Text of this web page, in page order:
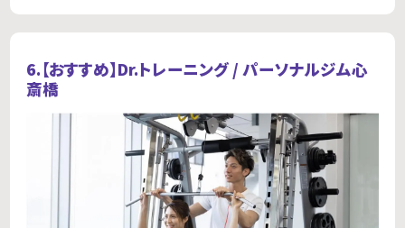
6.【おすすめ】Dr.トレーニング / パーソナルジム心
斎橋